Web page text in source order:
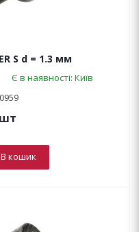
S d = 1.3 мм
Є в наявності: Київ
В кошик